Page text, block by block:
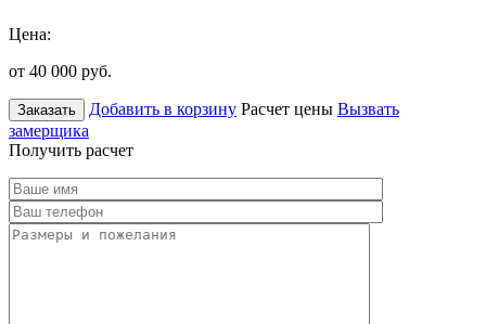
Цена:
от 40 000 руб.
Заказать Добавить в корзину Расчет цены Вызвать
замерщика
Получить расчет